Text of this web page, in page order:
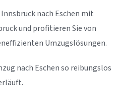
nach Eschen mit
und profitieren Sie von
Umzugslösungen.
nach Eschen so reibungslos